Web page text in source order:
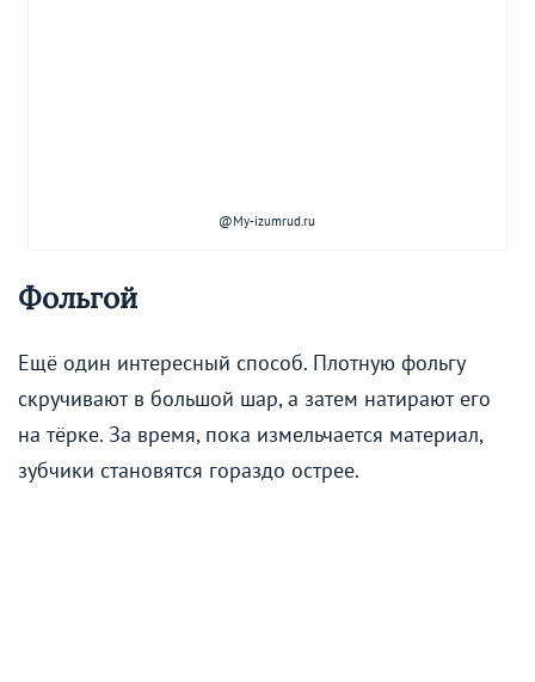
@My-izumrud.ru
Фольгой
Ещё один интересный способ. Плотную фольгу
скручивают в большой шар, а затем натирают его
на тёрке. За время, пока измельчается материал,
зубчики становятся гораздо острее.